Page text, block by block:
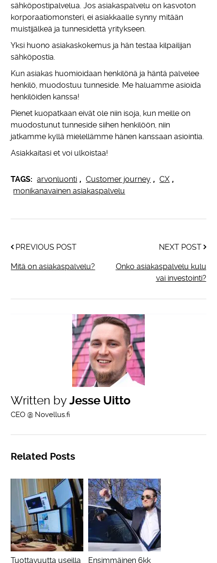
sähköpostipalvelua. Jos asiakaspalvelu on kasvoton
korporaatiomonsteri, ei asiakkaalle synny mitään
muistijälkeä ja tunnesidettä yritykseen.
Yksi huono asiakaskokemus ja hän testaa kilpailijan
sähköpostia.
Kun asiakas huomioidaan henkilönä ja häntä palvelee
henkilö, muodostuu tunneside. Me haluamme asioida
henkilöiden kanssa!
Pienet kuopatkaan eivät ole niin isoja, kun meille on
muodostunut tunneside siihen henkilöön, niin
jatkamme kyllä mielellämme hänen kanssaan asiointia.
Asiakkaitasi et voi ulkoistaa!
TAGS: arvonluonti , Customer journey , CX ,
monikanavainen asiakaspalvelu
PREVIOUS POST
Mitä on asiakaspalvelu?
NEXT POST
Onko asiakaspalvelu kulu
vai investointi?
Written byJesse Uitto
CEO @ Novellus.fi
Related Posts
Tuottavuutta useilla Ensimmäinen 6kk